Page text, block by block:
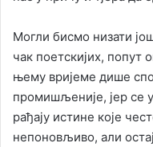
Могли бисмо низати
чак поетскијих, попут
њему вријеме дише
промишљеније, јер се
рађају истине које
непоновљиво, али